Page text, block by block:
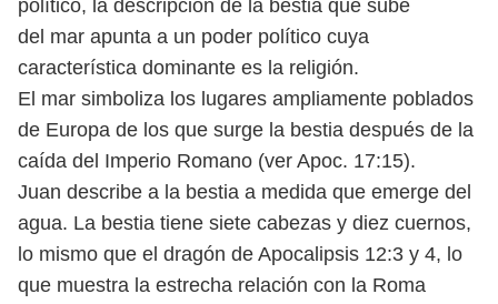
político, la descripción de la bestia que sube
del mar apunta a un poder político cuya
característica dominante es la religión.
El mar simboliza los lugares ampliamente poblados
de Europa de los que surge la bestia después de la
caída del Imperio Romano (ver Apoc. 17:15).
Juan describe a la bestia a medida que emerge del
agua. La bestia tiene siete cabezas y diez cuernos,
lo mismo que el dragón de Apocalipsis 12:3 y 4, lo
que muestra la estrecha relación con la Roma